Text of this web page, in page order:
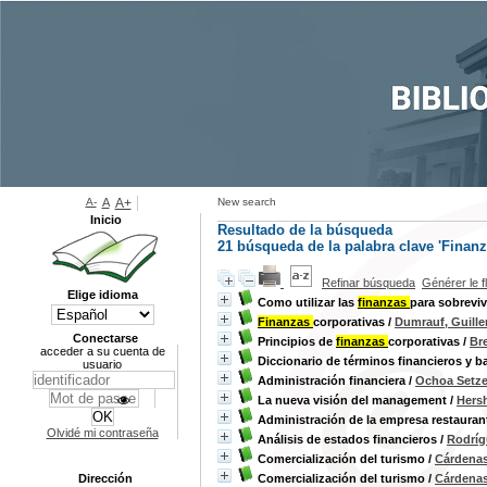
New search
Resultado de la búsqueda
21 búsqueda de la palabra clave
Refinar búsqueda Générer le
Como utilizar las finanzas para
Finanzas corporativas / Dumrauf,
Principios de finanzas corporativas /
Diccionario de términos financieros y
Administración financiera / Ochoa
La nueva visión del management /
Administración de la empresa
Análisis de estados financieros /
Comercialización del turismo /
Comercialización del turismo /
A- A A+
Inicio
Elige idioma
Conectarse
acceder a su cuenta de
usuario
Olvidé mi contraseña
Dirección